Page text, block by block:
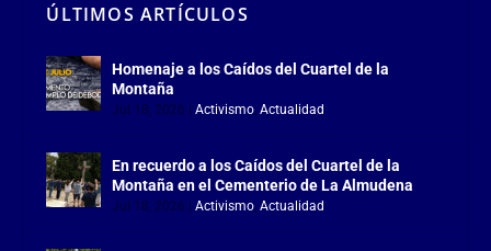
ÚLTIMOS ARTÍCULOS
Homenaje a los Caídos del Cuartel de la
Montaña
Jul 18, 2026 |Activismo ,Actualidad
En recuerdo a los Caídos del Cuartel de la
Montaña en el Cementerio de La Almudena
Jul 18, 2026 |Activismo ,Actualidad